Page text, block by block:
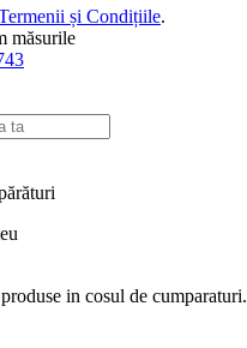
și Condițiile.
măsurile
in cosul de cumparaturi.